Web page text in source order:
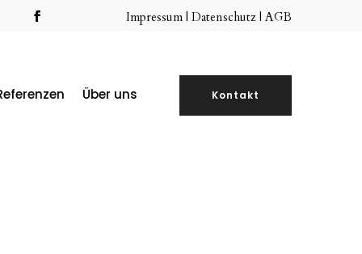
Impressum | Datenschutz | AGB
Über uns Kontakt